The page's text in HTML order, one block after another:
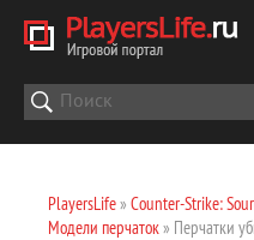
PlayersLife» Counter-Strike:
Модели перчаток» Перчатки